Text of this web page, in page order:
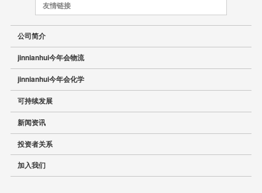
友情链接
公司简介
jinnianhui今年会物流
jinnianhui今年会化学
可持续发展
新闻资讯
投资者关系
加入我们